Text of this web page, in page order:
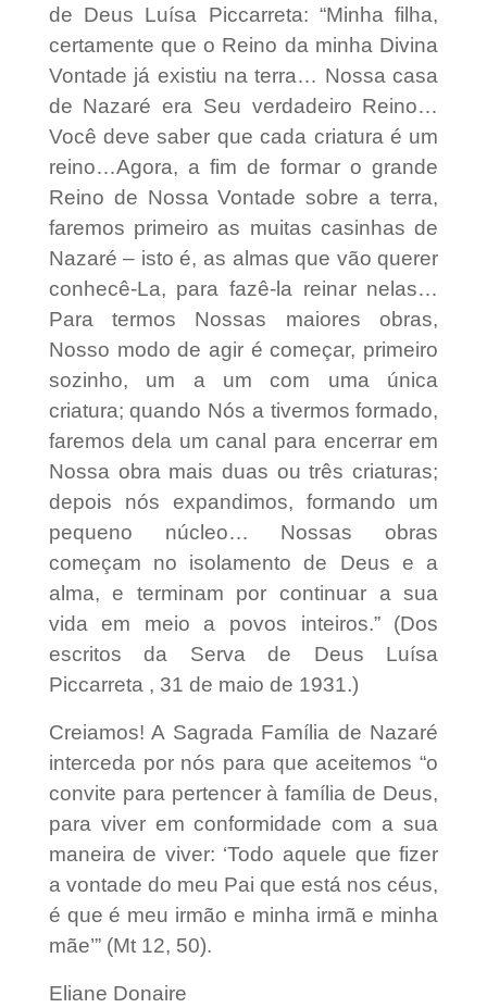
de Deus Luísa Piccarreta: “Minha filha,
certamente que o Reino da minha Divina
Vontade já existiu na terra… Nossa casa
de Nazaré era Seu verdadeiro Reino…
Você deve saber que cada criatura é um
reino…Agora, a fim de formar o grande
Reino de Nossa Vontade sobre a terra,
faremos primeiro as muitas casinhas de
Nazaré – isto é, as almas que vão querer
conhecê-La, para fazê-la reinar nelas…
Para termos Nossas maiores obras,
Nosso modo de agir é começar, primeiro
sozinho, um a um com uma única
criatura; quando Nós a tivermos formado,
faremos dela um canal para encerrar em
Nossa obra mais duas ou três criaturas;
depois nós expandimos, formando um
pequeno núcleo… Nossas obras
começam no isolamento de Deus e a
alma, e terminam por continuar a sua
vida em meio a povos inteiros.” (Dos
escritos da Serva de Deus Luísa
Piccarreta , 31 de maio de 1931.)
Creiamos! A Sagrada Família de Nazaré
interceda por nós para que aceitemos “o
convite para pertencer à família de Deus,
para viver em conformidade com a sua
maneira de viver: ‘Todo aquele que fizer
a vontade do meu Pai que está nos céus,
é que é meu irmão e minha irmã e minha
mãe’” (Mt 12, 50).
Eliane Donaire